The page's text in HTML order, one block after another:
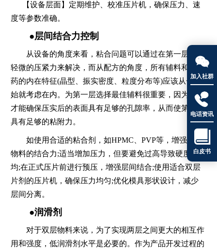

加入社群

电话资讯

白皮书
【设备层面】定期维护、校准压片机，确保压力、速
度等参数准确。
●层间结合力控制
从设备的角度来看，粘合问题可以通过在第一层施加
轻微的压紧力来解决，而从配方的角度，所有辅料和原料
药的内在特征(晶型、振实密度、粒度分布等)应该从一开
始就考虑在内。为第一层选择最佳辅料很重要，因为这样
才能确保压实后的表面具有足够的孔隙率，从而使第二层
具有足够的粘附力。
如使用合适的粘合剂，如HPMC、PVP等，增强层间
物料的结合力;适当增加压力，但要避免过高导致硬度不
均;在正式压片前进行预压，增强层间结合;使用适合双层
片剂的压片机，确保压力均匀;优化模具形状设计，减少
层间分离。
●润滑剂
对于双层物料来说，为了实现两层之间更大的相互作
用和强度，低润滑剂水平是必要的。作为产品开发过程的